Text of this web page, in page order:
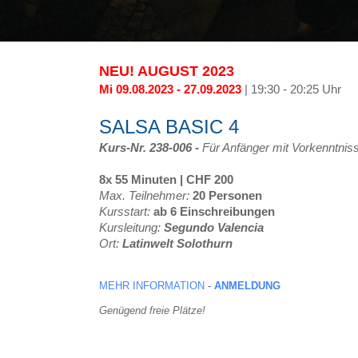
NEU! AUGUST 2023
Mi 09.08.2023 - 27.09.2023 | 19:30 - 20:25 Uhr
SALSA BASIC 4
Kurs-Nr. 238-006 - Für Anfänger mit
8x 55 Minuten | CHF 200
Max. Teilnehmer: 20 Personen
Kursstart: ab 6 Einschreibungen
Kursleitung: Segundo Valencia
Ort: Latinwelt Solothurn
MEHR INFORMATION - ANMELDUNG
Genügend freie Plätze!